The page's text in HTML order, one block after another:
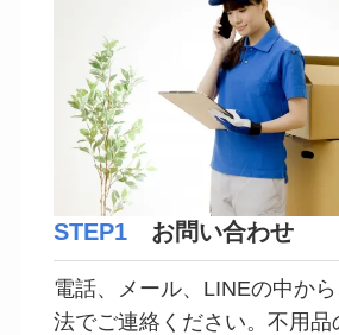
STEP1お問い合わせ
電話、メール、LINEの中か
法でご連絡ください。不用品